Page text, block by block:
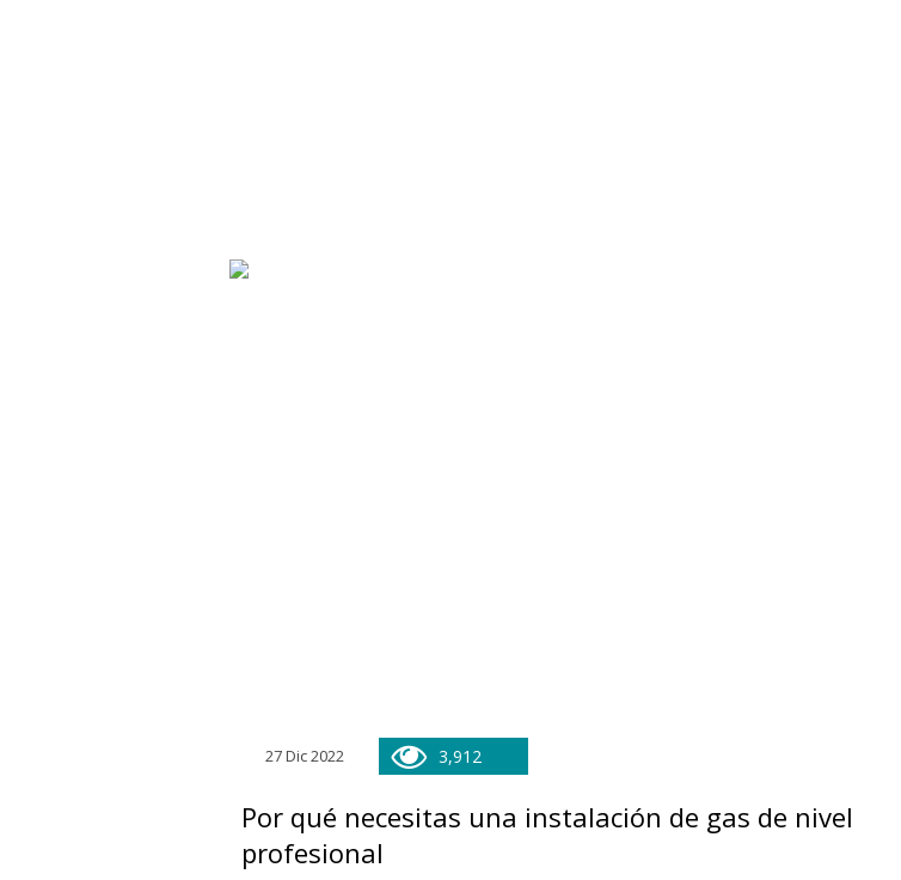
27 Dic 2022 3,912
Por qué necesitas una instalación de gas de nivel
profesional